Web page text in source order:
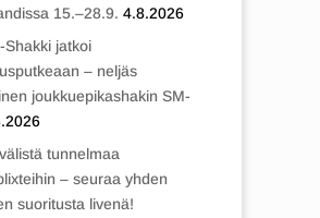
15.–28.9. 4.8.2026
Shakki jatkoi
– neljäs
joukkuepikashakin SM-
tunnelmaa
– seuraa yhden
suoritusta livenä!